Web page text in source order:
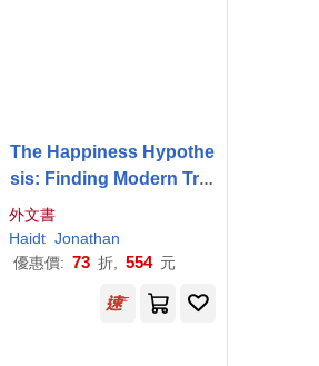
The Happiness Hypothe
sis: Finding Modern Trut
h in Ancient Wisdom
外文書
Haidt Jonathan
優惠價: 73 折, 554 元